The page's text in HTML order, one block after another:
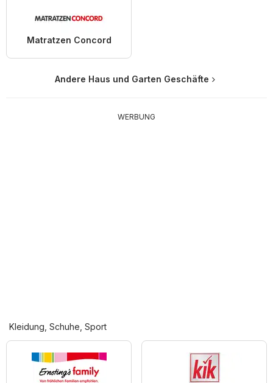
Matratzen Concord
Andere Haus und Garten Geschäfte
WERBUNG
Kleidung, Schuhe, Sport